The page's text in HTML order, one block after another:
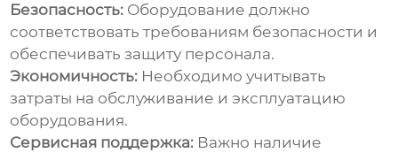
Безопасность: Оборудование должно
соответствовать требованиям безопасности и
обеспечивать защиту персонала.
Экономичность: Необходимо учитывать
затраты на обслуживание и эксплуатацию
оборудования.
Сервисная поддержка: Важно наличие